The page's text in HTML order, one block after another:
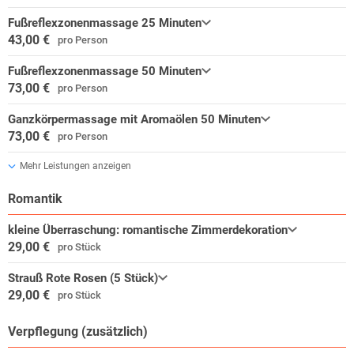
Mini-a-Thür Ruhla
Detailgetreue Modelle Thüringer Bauwerke werden Sie in Staunen
versetzen! Liebevoll gestaltete Alltagsszenen lassen die Modellwelt
fast real erscheinen.
uvm.
Fußreflexzonenmassage 25 Minuten
43,00 € pro Person
Fußreflexzonenmassage 50 Minuten
73,00 € pro Person
Ganzkörpermassage mit Aromaölen 50 Minuten
73,00 € pro Person
Mehr Leistungen anzeigen
Romantik
kleine Überraschung: romantische Zimmerdekoration
29,00 € pro Stück
Strauß Rote Rosen (5 Stück)
29,00 € pro Stück
Verpflegung (zusätzlich)